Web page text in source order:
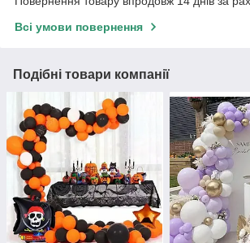
Всі умови повернення
Подібні товари компанії